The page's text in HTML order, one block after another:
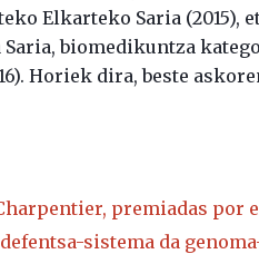
Elkarteko Saria (2015),
biomedikuntza
Horiek dira, beste
premiadas por
sistema da